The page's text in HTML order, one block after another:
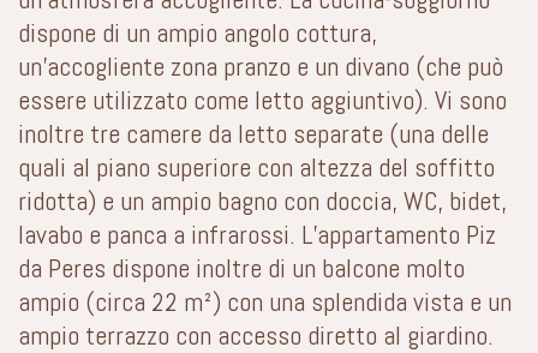
dispone di un ampio angolo cottura,
un’accogliente zona pranzo e un divano (che può
essere utilizzato come letto aggiuntivo). Vi sono
inoltre tre camere da letto separate (una delle
quali al piano superiore con altezza del soffitto
ridotta) e un ampio bagno con doccia, WC, bidet,
lavabo e panca a infrarossi. L’appartamento Piz
da Peres dispone inoltre di un balcone molto
ampio (circa 22 m²) con una splendida vista e un
ampio terrazzo con accesso diretto al giardino.